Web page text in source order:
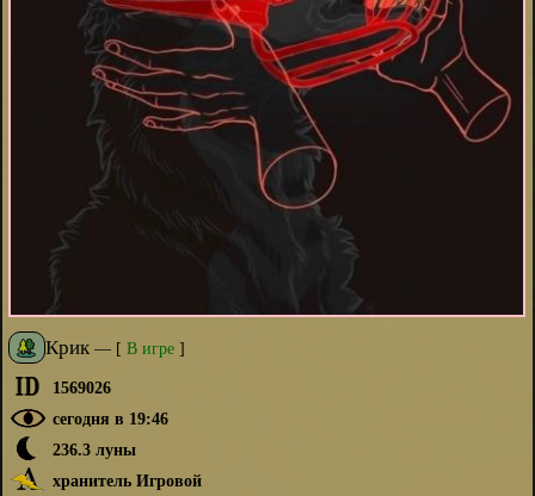
Крик— [ В игре]
1569026
сегодня в 19:46
236.3 луны
хранитель Игровой